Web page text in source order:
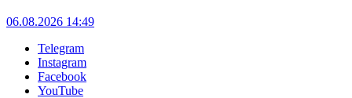
06.08.2026 14:49
Telegram
Instagram
Facebook
YouTube